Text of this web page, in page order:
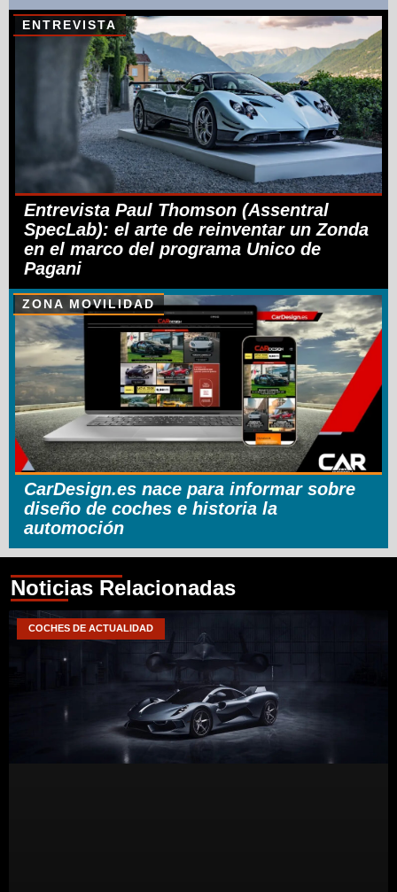
ENTREVISTA
Entrevista Paul Thomson (Assentral
SpecLab): el arte de reinventar un Zonda
en el marco del programa Unico de
Pagani
ZONA MOVILIDAD
CarDesign.es nace para informar sobre
diseño de coches e historia la
automoción
Noticias Relacionadas
COCHES DE ACTUALIDAD